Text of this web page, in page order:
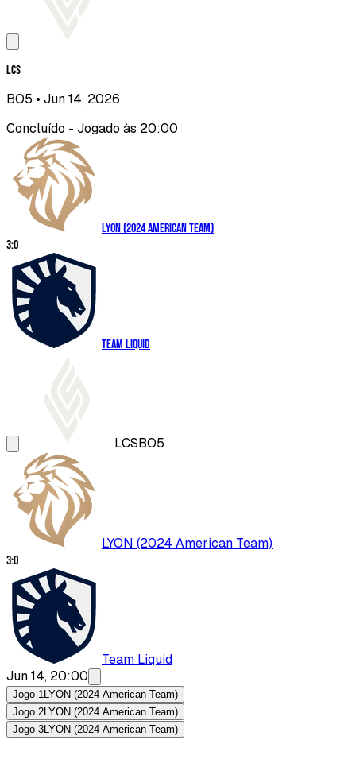
LCS
BO5 • Jun 14, 2026
Concluído - Jogado às 20:00
LYON (2024 American Team)
3:0
Team Liquid
LCSBO5
LYON (2024 American Team)
3:0
Team Liquid
Jun 14, 20:00
Jogo 1LYON (2024 American Team)
Jogo 2LYON (2024 American Team)
Jogo 3LYON (2024 American Team)